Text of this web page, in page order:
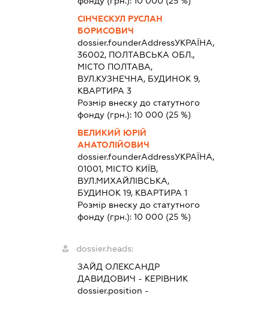
СІНЧЕСКУЛ РУСЛАН
БОРИСОВИЧ
dossier.founderAddressУКРАЇНА,
36002, ПОЛТАВСЬКА ОБЛ.,
МІСТО ПОЛТАВА,
ВУЛ.КУЗНЕЧНА, БУДИНОК 9,
КВАРТИРА 3
Розмір внеску до статутного
фонду (грн.): 10 000 (25 %)
ВЕЛИКИЙ ЮРІЙ
АНАТОЛІЙОВИЧ
dossier.founderAddressУКРАЇНА,
01001, МІСТО КИЇВ,
ВУЛ.МИХАЙЛІВСЬКА,
БУДИНОК 19, КВАРТИРА 1
Розмір внеску до статутного
фонду (грн.): 10 000 (25 %)
dossier.heads:
ЗАЙД ОЛЕКСАНДР
ДАВИДОВИЧ - КЕРІВНИК
dossier.position -